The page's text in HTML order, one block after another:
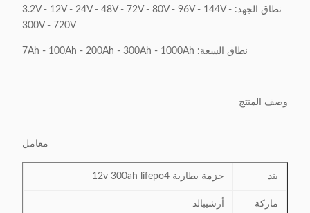
نطاق الجهد: 3.2V - 12V - 24V - 48V - 72V - 80V - 96V - 144V -
300V - 720V
نطاق السعة: 7Ah - 100Ah - 200Ah - 300Ah - 1000Ah
وصف المنتج
معامل
بند حزمة بطارية 12v 300ah lifepo4
ماركة أرشيبالد